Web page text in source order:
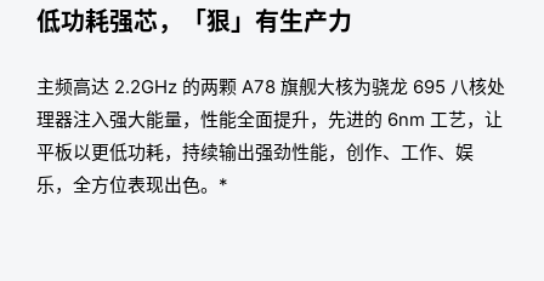
低功耗强芯，「狠」有生产力
主频高达 2.2GHz 的两颗 A78 旗舰大核为骁龙 695 八核处
理器注入强大能量，性能全面提升，先进的 6nm 工艺，让
平板以更低功耗，持续输出强劲性能，创作、工作、娱
乐，全方位表现出色。*